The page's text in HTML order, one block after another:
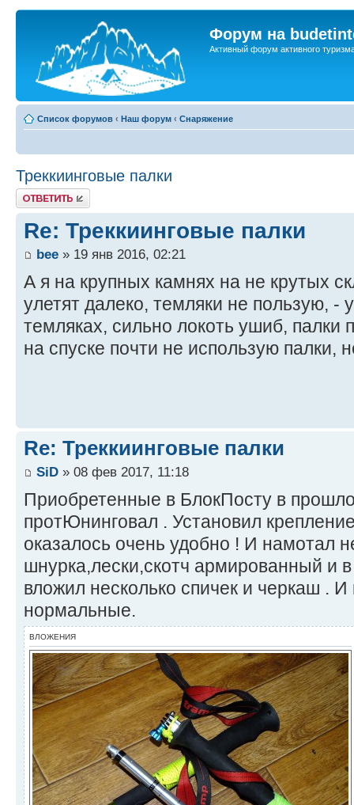
Форум на
Активный форум активного
Список форумов ‹ Наш форум ‹ Снаряжение
Треккиинговые палки
Ответить
Re: Треккиинговые палки
bee » 19 янв 2016, 02:21
А я на крупных камнях на не крутых
улетят далеко, темляки не пользую, -
темляках, сильно локоть ушиб,
на спуске почти не использую палки,
Re: Треккиинговые палки
SiD » 08 фев 2017, 11:18
Приобретенные в БлокПосту в
протЮнинговал . Установил
оказалось очень удобно ! И намотал
шнурка,лески,скотч армированный и
вложил несколько спичек и черкаш .
нормальные.
ВЛОЖЕНИЯ